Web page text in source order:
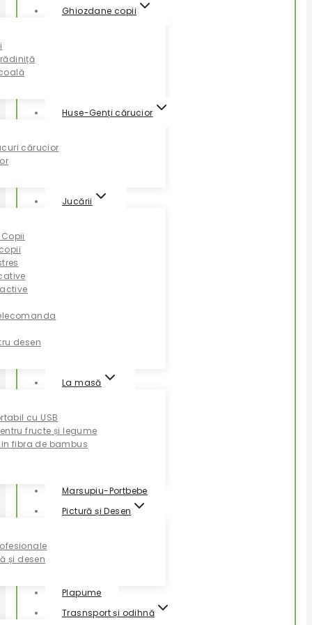
Ghiozdane copii
Huse-Genți cărucior
cărucior
Jucării
desen
La masă
cu USB
fructe și legume
fibra de bambus
Marsupiu-Portbebe
Pictură și Desen
și desen
Plapume
Trasnsport și odihnă